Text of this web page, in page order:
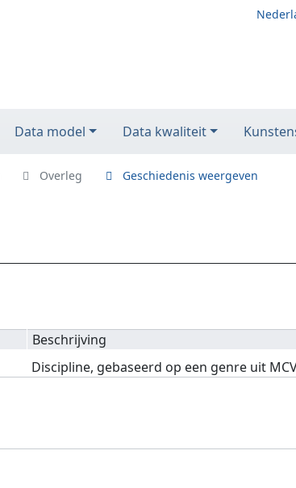
Data model Data kwaliteit
Overleg Geschiedenis weergeven
Beschrijving
Discipline, gebaseerd op een genre uit